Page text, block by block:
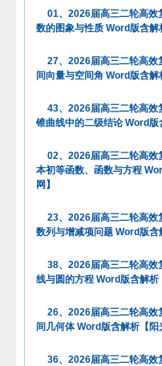
01、2026届高三二轮高效
数的图象与性质 Word版含解
27、2026届高三二轮高效
间向量与空间角 Word版含解
43、2026届高三二轮高效
锥曲线中的二级结论 Word版
02、2026届高三二轮高效
本初等函数、函数与方程
网】
23、2026届高三二轮高效
数列与增减项问题 Word版含
38、2026届高三二轮高效
线与圆的方程 Word版含解析
26、2026届高三二轮高效
间几何体 Word版含解析【阳
36、2026届高三二轮高效